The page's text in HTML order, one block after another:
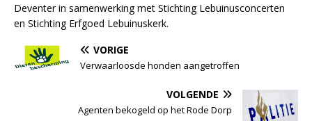
Deventer in samenwerking met Stichting Lebuinusconcerten
en Stichting Erfgoed Lebuinuskerk.
VORIGE
Verwaarloosde honden aangetroffen
VOLGENDE
Agenten bekogeld op het Rode Dorp